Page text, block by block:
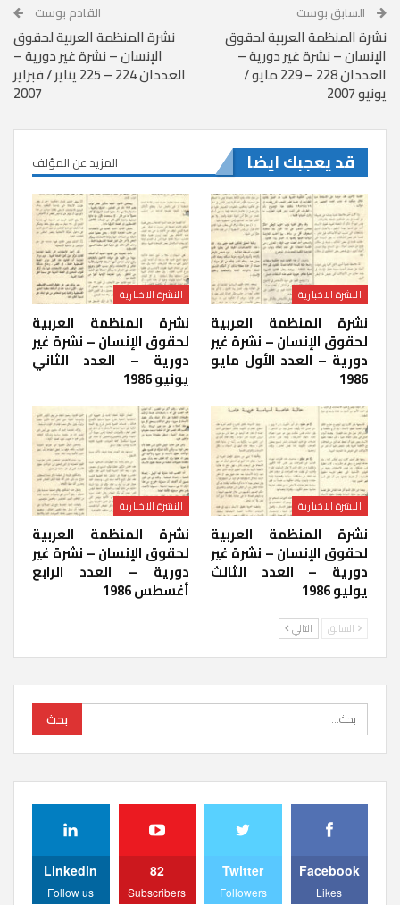
السابق بوست
نشرة المنظمة العربية لحقوق
الإنسان – نشرة غير دورية –
العددان 228 – 229 مايو /
يونيو 2007
القادم بوست
نشرة المنظمة العربية لحقوق
الإنسان – نشرة غير دورية –
العددان 224 – 225 يناير / فبراير
2007
قد يعجبك ايضا المزيد عن المؤلف
النشرة الاخبارية
نشرة المنظمة العربية
لحقوق الإنسان – نشرة غير
دورية – العدد الأول مايو
1986
النشرة الاخبارية
نشرة المنظمة العربية
لحقوق الإنسان – نشرة غير
دورية – العدد الثاني
يونيو 1986
النشرة الاخبارية
نشرة المنظمة العربية
لحقوق الإنسان – نشرة غير
دورية – العدد الثالث
يوليو 1986
النشرة الاخبارية
نشرة المنظمة العربية
لحقوق الإنسان – نشرة غير
دورية – العدد الرابع
أغسطس 1986
السابق التالي
Facebook
Likes
Twitter
Followers
82
Subscribers
Linkedin
Follow us